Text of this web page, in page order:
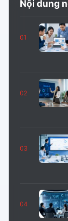
Nội dung
01
02
03
04